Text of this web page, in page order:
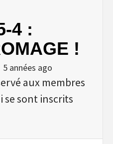
4 :
!
5 années ago
aux membres
se sont inscrits